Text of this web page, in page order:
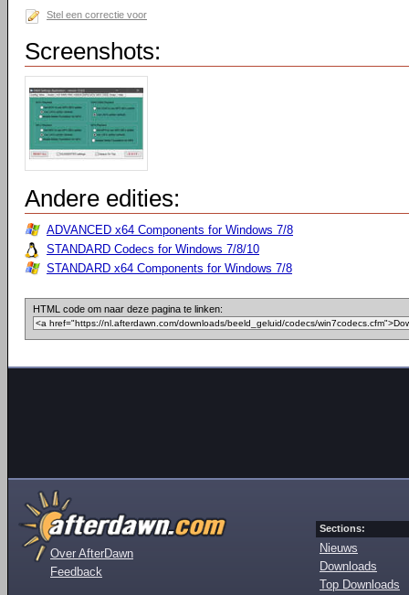
Stel een correctie voor
Screenshots:
Andere edities:
ADVANCED x64 Components for Windows 7/8
STANDARD Codecs for Windows 7/8/10
STANDARD x64 Components for Windows 7/8
HTML code om naar deze pagina te linken:
Over AfterDawn
Feedback
Sections:
Nieuws
Downloads
Top Downloads